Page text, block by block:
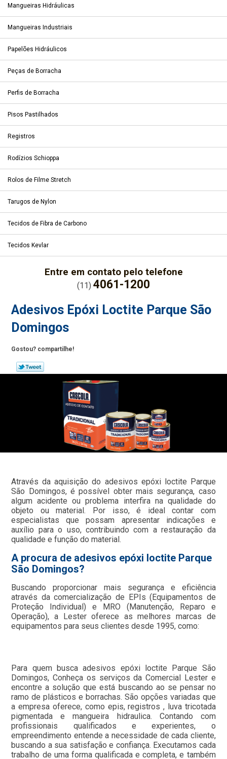
Mangueiras Hidráulicas
Mangueiras Industriais
Papelões Hidráulicos
Peças de Borracha
Perfis de Borracha
Pisos Pastilhados
Registros
Rodízios Schioppa
Rolos de Filme Stretch
Tarugos de Nylon
Tecidos de Fibra de Carbono
Tecidos Kevlar
Entre em contato pelo telefone
(11) 4061-1200
Adesivos Epóxi Loctite Parque São
Domingos
Gostou? compartilhe!
Através da aquisição do adesivos epóxi loctite Parque
São Domingos, é possível obter mais segurança, caso
algum acidente ou problema interfira na qualidade do
objeto ou material. Por isso, é ideal contar com
especialistas que possam apresentar indicações e
auxílio para o uso, contribuindo com a restauração da
qualidade e função do material.
A procura de adesivos epóxi loctite Parque
São Domingos?
Buscando proporcionar mais segurança e eficiência
através da comercialização de EPIs (Equipamentos de
Proteção Individual) e MRO (Manutenção, Reparo e
Operação), a Lester oferece as melhores marcas de
equipamentos para seus clientes desde 1995, como:
Para quem busca adesivos epóxi loctite Parque São
Domingos, Conheça os serviços da Comercial Lester e
encontre a solução que está buscando ao se pensar no
ramo de plásticos e borrachas. São opções variadas que
a empresa oferece, como epis, registros , luva tricotada
pigmentada e mangueira hidraulica. Contando com
profissionais qualificados e experientes, o
empreendimento entende a necessidade de cada cliente,
buscando a sua satisfação e confiança. Executamos cada
trabalho de uma forma qualificada e completa, e também